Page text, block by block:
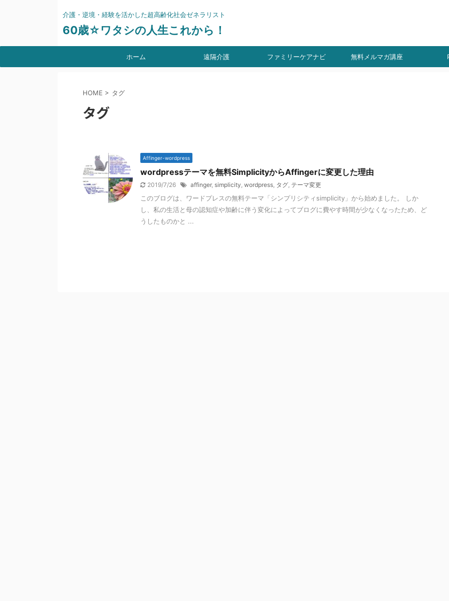
介護・逆境・経験を活かした超高齢化社会ゼネラリスト
60歳☆ワタシの人生これから！
ホーム 遠隔介護 ファミリーケアナビ 無料メルマガ講座
HOME > タグ
タグ
Affinger-wordpress
wordpressテーマを無料SimplicityからAffingerに変更した理由
2019/7/26 affinger, simplicity, wordpress, タグ, テーマ変更
このブログは、ワードプレスの無料テーマ「シンプリシティsimplicity」から始めました。 しか
し、私の生活と母の認知症や加齢に伴う変化によってブログに費やす時間が少なくなったため、ど
うしたものかと ...